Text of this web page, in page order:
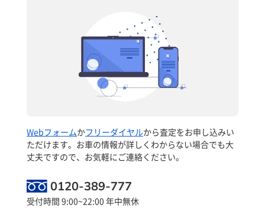
Webフォームかフリーダイヤルから査定をお申し込みい
ただけます。お車の情報が詳しくわからない場合でも大
丈夫ですので、お気軽にご連絡ください。
0120-389-777
受付時間 9:00~22:00 年中無休